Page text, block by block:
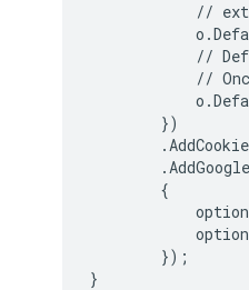
//
//
//
        })
        {
        });
}